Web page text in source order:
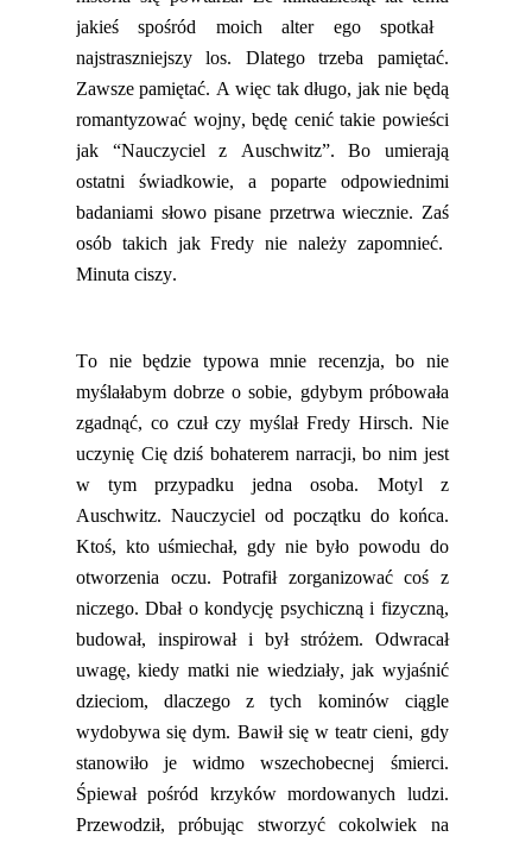
jakieś spośród moich alter ego spotkał
najstraszniejszy los. Dlatego trzeba pamiętać.
Zawsze pamiętać. A więc tak długo, jak nie będą
romantyzować wojny,będę cenić takie powieści
jak “Nauczyciel z Auschwitz”. Bo umierają
ostatni świadkowie, a poparte odpowiednimi
badaniami słowo pisane przetrwa wiecznie. Zaś
osób takich jakFredy nie należy zapomnieć.
Minuta ciszy.
To nie będzie typowa mnie recenzja, bo nie
myślałabym dobrze o sobie, gdybym próbowała
zgadnąć, co czuł czy myślał Fredy Hirsch. Nie
uczynię Cię dziś bohaterem narracji, bo nim jest
w tym przypadku jedna osoba. Motyl z
Auschwitz. Nauczyciel od początku do końca.
Ktoś, kto uśmiechał, gdy nie było powodu do
otworzenia oczu. Potrafił zorganizować coś z
niczego. Dbał o kondycję psychiczną i fizyczną,
budował, inspirował i był stróżem. Odwracał
uwagę, kiedy matki nie wiedziały, jak wyjaśnić
dzieciom, dlaczego z tych kominów ciągle
wydobywa się dym. Bawił się w teatr cieni, gdy
stanowiło je widmo wszechobecnej śmierci.
Śpiewał pośród krzykówmordowanych ludzi.
Przewodził, próbując stworzyć cokolwiek na